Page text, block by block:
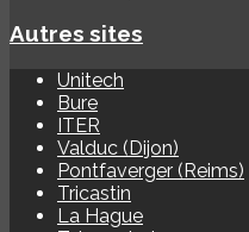
Autres sites
Unitech
Bure
ITER
Valduc (Dijon)
Pontfaverger (Reims)
Tricastin
La Hague